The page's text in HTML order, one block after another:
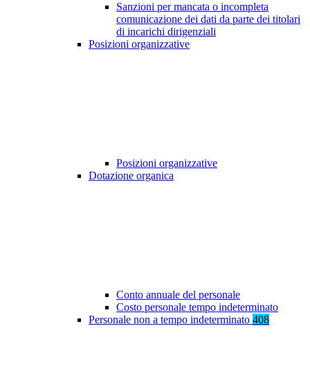
Sanzioni per mancata o incompleta
comunicazione dei dati da parte dei titolari
di incarichi dirigenziali
Posizioni organizzative
Posizioni organizzative
Dotazione organica
Conto annuale del personale
Costo personale tempo indeterminato
Personale non a tempo indeterminato 408